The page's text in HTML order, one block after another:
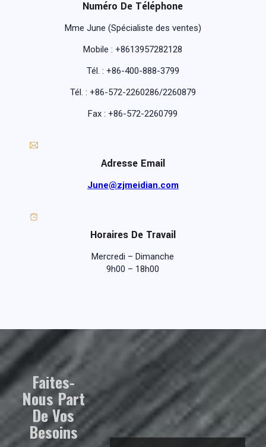
Numéro De Téléphone
Mme June (Spécialiste des ventes)
Mobile : +8613957282128
Tél. : +86-400-888-3799
Tél. : +86-572-2260286/2260879
Fax : +86-572-2260799
Adresse Email
June@zjmeidian.com
Horaires De Travail
Mercredi – Dimanche
9h00 – 18h00
Faites-
Nous Part
De Vos
Besoins